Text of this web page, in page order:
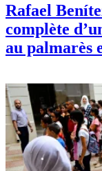
Rafael
complète
au palmarès